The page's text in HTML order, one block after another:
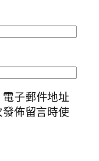
子郵件地址
佈留言時使